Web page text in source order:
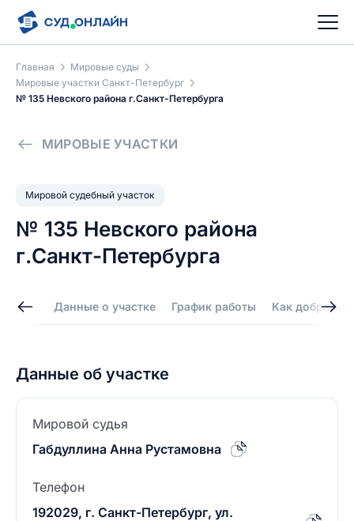
Главная
Мировые суды
Мировые участки Санкт-Петербург
№ 135 Невского района г.Санкт-Петербурга
МИРОВЫЕ УЧАСТКИ
Мировой судебный участок
№ 135 Невского района
г.Санкт-Петербурга
Данные о участке График работы Как добраться
Данные об участке
Мировой судья
Габдуллина Анна Рустамовна
Телефон
192029, г. Санкт-Петербург, ул.